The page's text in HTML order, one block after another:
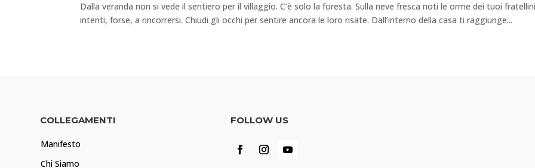
Dalla veranda non si vede il sentiero per il villaggio. C’è solo la foresta. Sulla neve fresca noti le orme dei tuoi
intenti, forse, a rincorrersi. Chiudi gli occhi per sentire ancora le loro risate. Dall’interno della casa ti raggiunge...
COLLEGAMENTI
Manifesto
Chi Siamo
FOLLOW US